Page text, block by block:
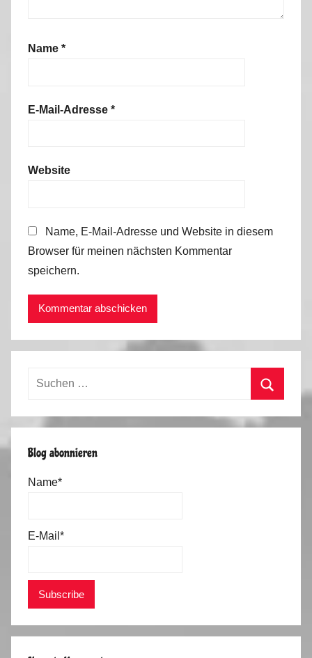
Name *
E-Mail-Adresse *
Website
Name, E-Mail-Adresse und Website in diesem
Browser für meinen nächsten Kommentar
speichern.
Suchen
Blog abonnieren
Name*
E-Mail*